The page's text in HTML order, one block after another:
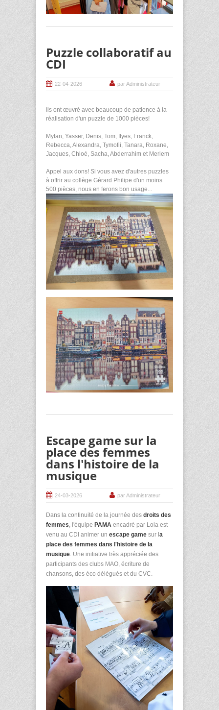
Puzzle collaboratif au
CDI
22-04-2026 par Administrateur
Ils ont œuvré avec beaucoup de patience à la
réalisation d'un puzzle de 1000 pièces!
Mylan, Yasser, Denis, Tom, Ilyes, Franck,
Rebecca, Alexandra, Tymofii, Tanara, Roxane,
Jacques, Chloé, Sacha, Abderrahim et Meriem
Appel aux dons! Si vous avez d'autres puzzles
à offrir au collège Gérard Philipe d'un moins
500 pièces, nous en ferons bon usage...
Escape game sur la
place des femmes
dans l'histoire de la
musique
24-03-2026 par Administrateur
Dans la continuité de la journée des droits des
femmes, l'équipe PAMA encadré par Lola est
venu au CDI animer un escape game sur l a
place des femmes dans l'histoire de la
musique. Une initiative très appréciée des
participants des clubs MAO, écriture de
chansons, des éco délégués et du CVC.